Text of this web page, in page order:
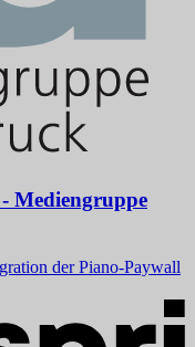
Mediengruppe
der Piano-Paywall